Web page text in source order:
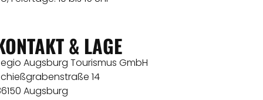
& LAGE
Augsburg Tourismus GmbH
14
Augsburg